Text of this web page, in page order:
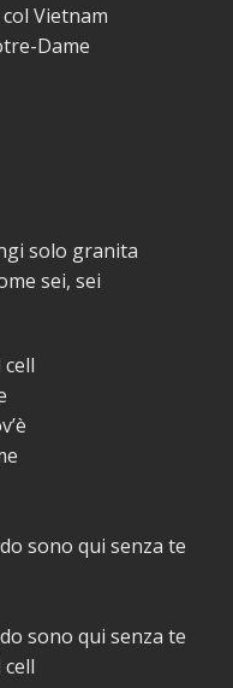
Vietnam
Dame
solo granita
sei, sei
sono qui senza te
sono qui senza te